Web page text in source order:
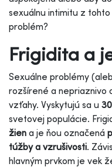
sexuálnu intimitu z
problém?
Frigidita a
Sexuálne problémy
rozšírené a nepriaznivo
vzťahy. Vyskytujú sa u
svetovej populácie.
žien a je ňou označená
túžby a vzrušivosti.
hlavným prvkom je vek